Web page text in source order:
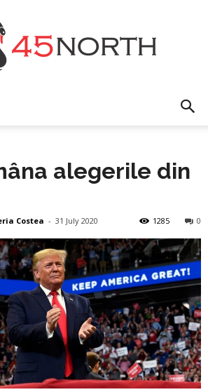
alegerile din
Costea - 31 July 2020 0
1285